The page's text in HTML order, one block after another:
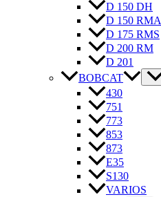
D 150 DH
D 150 RMA
D 175 RMS
D 200 RM
D 201
BOBCAT
430
751
773
853
873
E35
S130
VARIOS